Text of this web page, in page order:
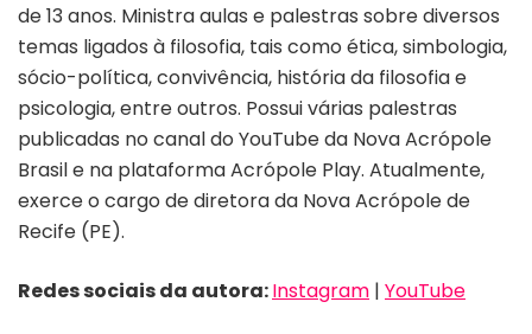
de 13 anos. Ministra aulas e palestras sobre diversos
temas ligados à filosofia, tais como ética, simbologia,
sócio-política, convivência, história da filosofia e
psicologia, entre outros. Possui várias palestras
publicadas no canal do YouTube da Nova Acrópole
Brasil e na plataforma Acrópole Play. Atualmente,
exerce o cargo de diretora da Nova Acrópole de
Recife (PE).
Redes sociais da autora:Instagram | YouTube